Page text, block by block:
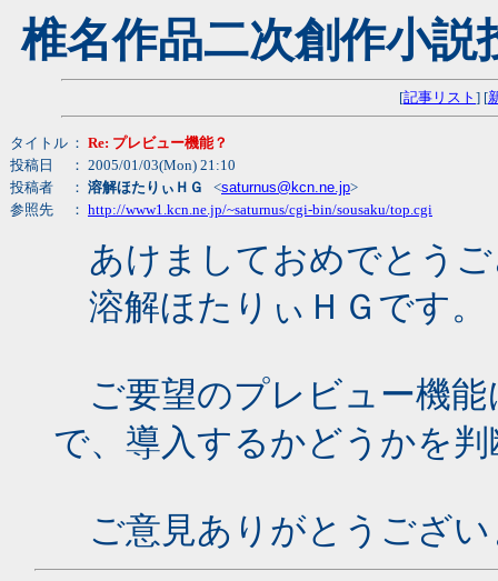
椎名作品二次創作小
[記事リスト ] [
タイトル ： Re: プレビュー機能？
投稿日
： 2005/01/03(Mon) 21:10
投稿者
： 溶解ほたりぃＨＧ <saturnus@kcn.ne.jp>
参照先
： http://www1.kcn.ne.jp/~saturnus/cgi-bin/sousaku/top.cgi
あけましておめでとう
溶解ほたりぃＨＧです。
ご要望のプレビュー機能
で、導入するかどうかを
ご意見ありがとうござい